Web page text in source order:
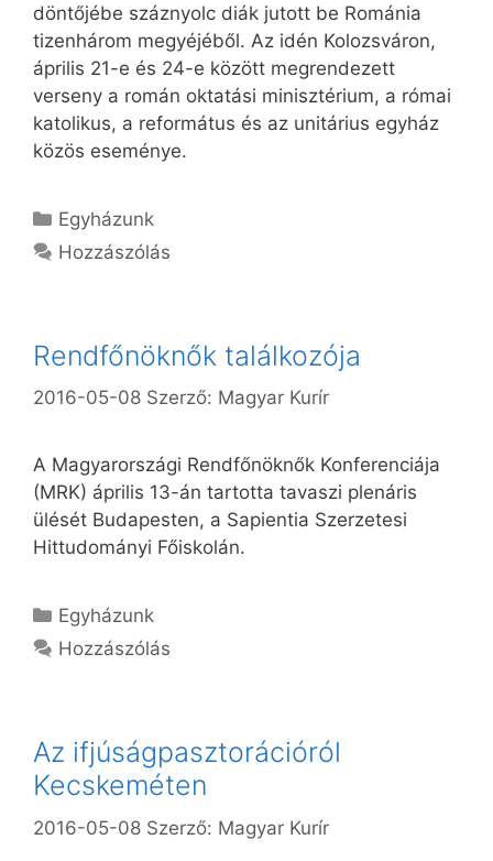
döntőjébe száznyolc diák jutott be Románia
tizenhárom megyéjéből. Az idén Kolozsváron,
április 21-e és 24-e között megrendezett
verseny a román oktatási minisztérium, a római
katolikus, a református és az unitárius egyház
közös eseménye.
Kategória
Egyházunk
Hozzászólás
Rendfőnöknők találkozója
2016-05-08 Szerző: Magyar Kurír
A Magyarországi Rendfőnöknők Konferenciája
(MRK) április 13-án tartotta tavaszi plenáris
ülését Budapesten, a Sapientia Szerzetesi
Hittudományi Főiskolán.
Kategória
Egyházunk
Hozzászólás
Az ifjúságpasztorációról
Kecskeméten
2016-05-08 Szerző: Magyar Kurír